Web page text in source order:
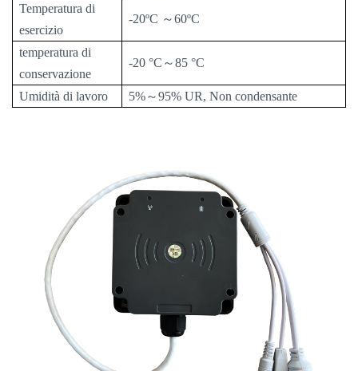
Temperatura di
esercizio
-20ºC ～60ºC
temperatura di
conservazione
-20 °C ～85 °C
Umidità di lavoro 5%～95% UR, Non condensante